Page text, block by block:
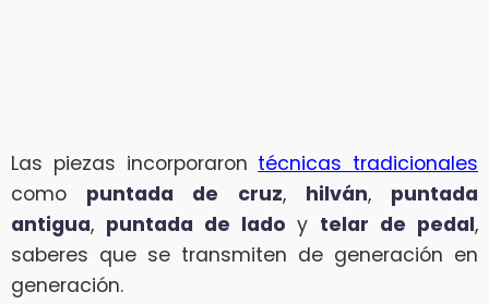
Las piezas incorporaron técnicas tradicionales
como puntada de cruz, hilván, puntada
antigua, puntada de lado y telar de pedal,
saberes que se transmiten de generación en
generación.